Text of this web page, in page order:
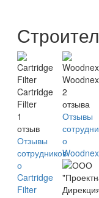
Cartridge
Filter
1
отзыв
Отзывы
сотрудников
о
Cartridge
Filter
2
отзыва
Отзывы
о